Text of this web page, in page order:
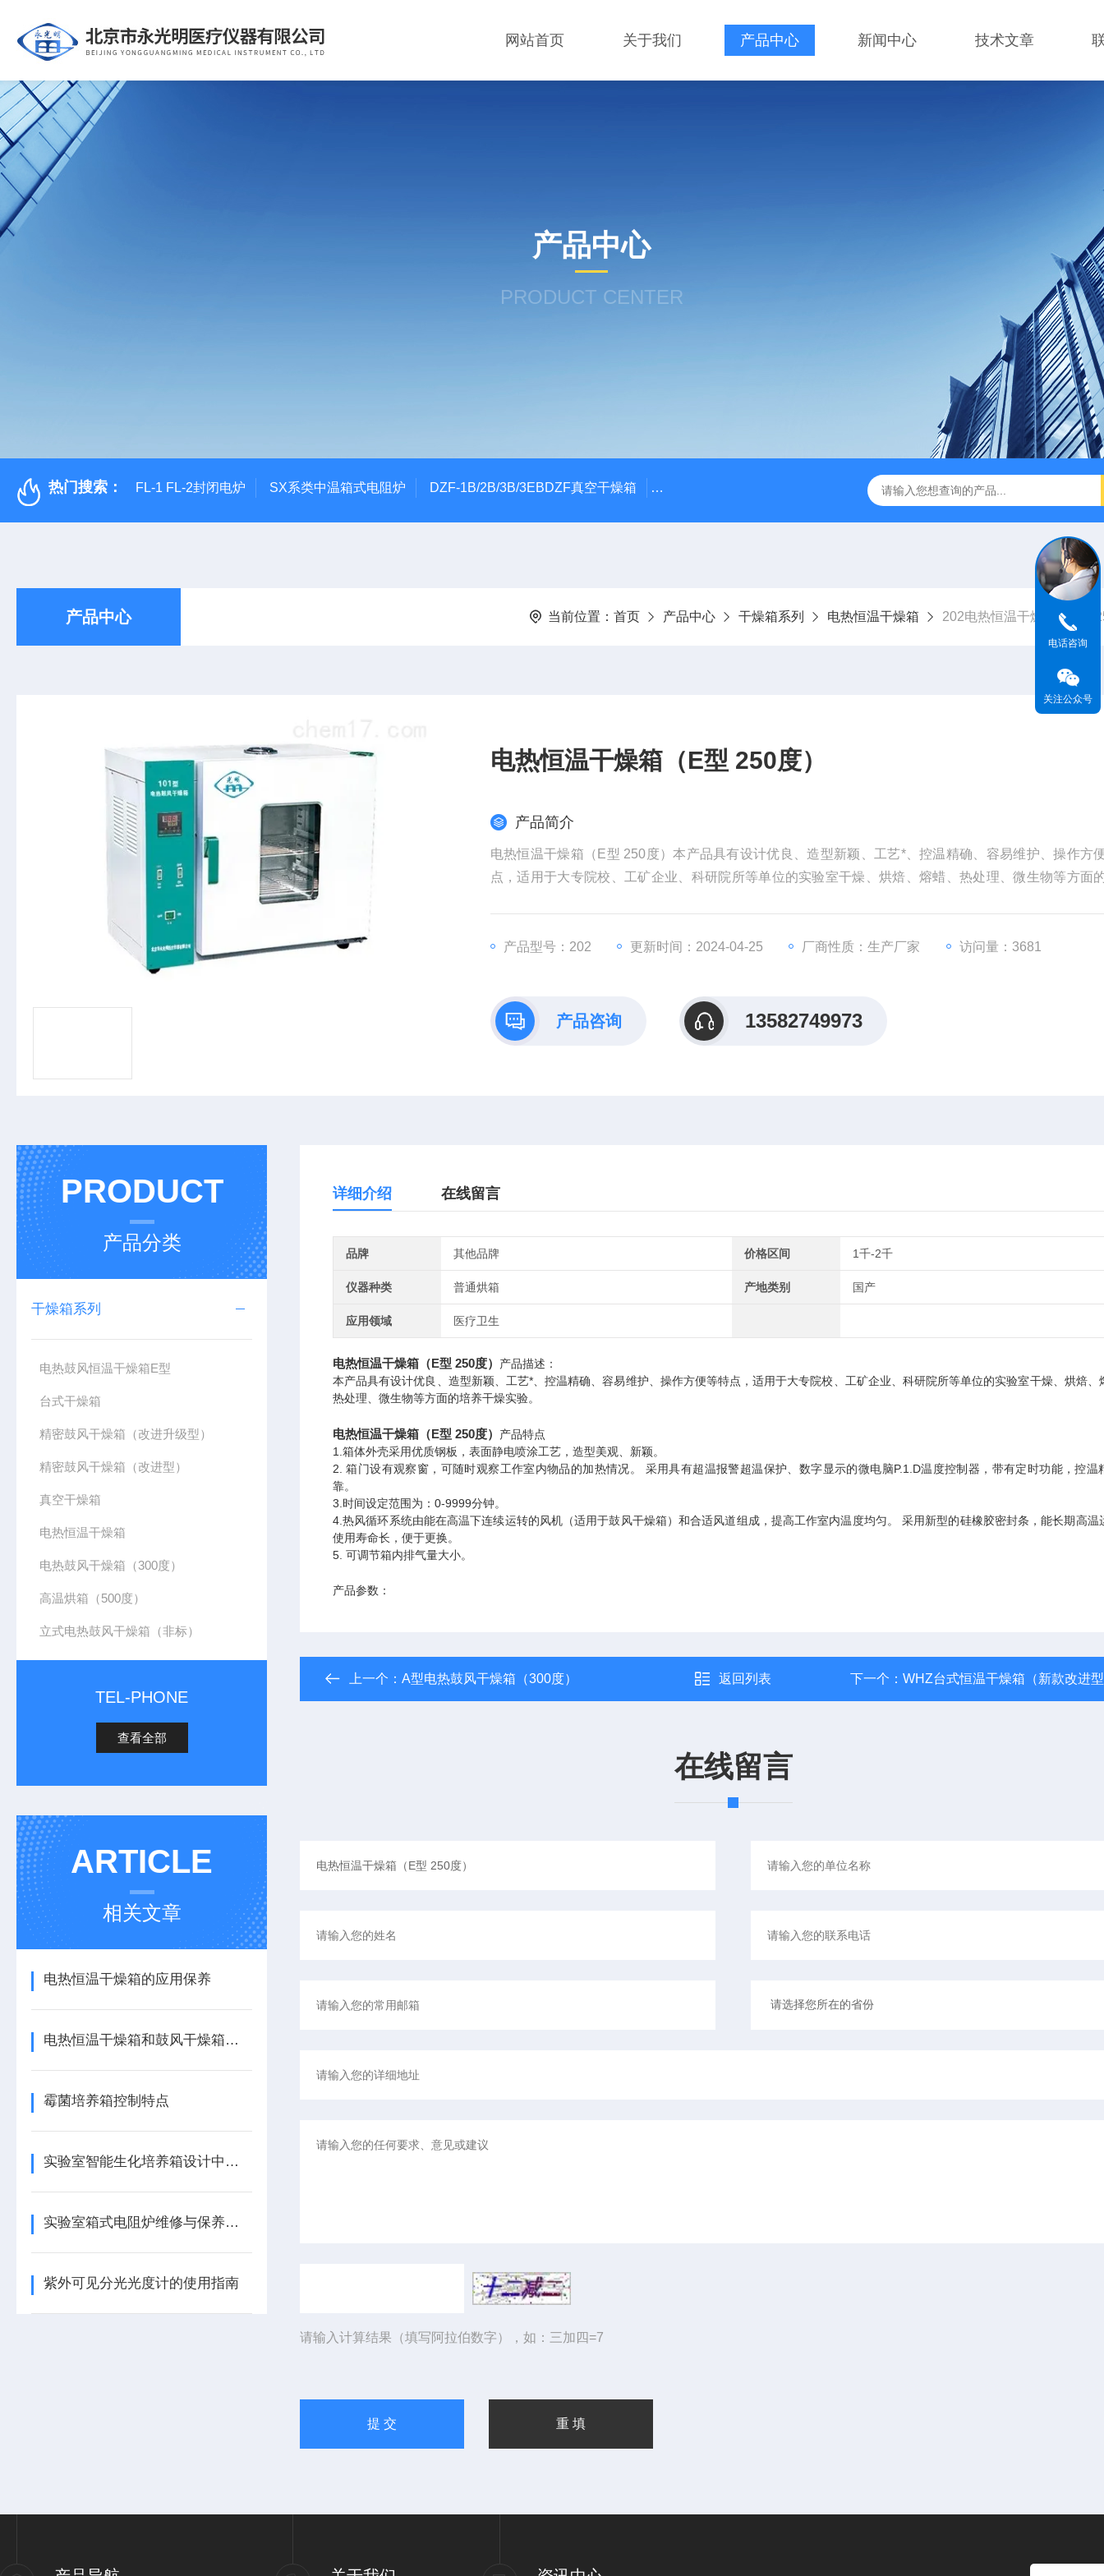
网站首页 关于我们 产品中心 新闻中心 技术文章
产品中心
PRODUCT CENTER
热门搜索： FL-1 FL-2封闭电炉 SX系类中温箱式电阻炉 DZF-1B/2B/3B/3EBDZF真空干燥箱 100*60颚式破碎机 JMB系列精密恒温电热板 恒温恒湿生化培养箱
产品中心 当前位置： 首页 产品中心 干燥箱系列 电热恒温干燥箱 202电热恒温干燥箱（E型
电热恒温干燥箱（E型 250度）
产品简介
电热恒温干燥箱（E型 250度）本产品具有设计优良、造型新颖、工艺*、控温精确、容易维护、操作方
点，适用于大专院校、工矿企业、科研院所等单位的实验室干燥、烘焙、熔蜡、热处理、微生物等方面
产品型号：202 更新时间：2024-04-25 厂商性质：生产厂家 访问量：3681
产品咨询 13582749973
PRODUCT
产品分类
干燥箱系列
电热鼓风恒温干燥箱E型
台式干燥箱
精密鼓风干燥箱（改进升级型）
精密鼓风干燥箱（改进型）
真空干燥箱
电热恒温干燥箱
电热鼓风干燥箱（300度）
高温烘箱（500度）
立式电热鼓风干燥箱（非标）
TEL-PHONE
查看全部
ARTICLE
相关文章
电热恒温干燥箱的应用保养
电热恒温干燥箱和鼓风干燥箱区别
霉菌培养箱控制特点
实验室智能生化培养箱设计中的温度与湿度控制策略
实验室箱式电阻炉维修与保养意事项
紫外可见分光光度计的使用指南
详细介绍 在线留言
品牌 其他品牌 价格区间 1千-2千
仪器种类 普通烘箱 产地类别 国产
应用领域 医疗卫生
电热恒温干燥箱（E型 250度） 产品描述：
本产品具有设计优良、造型新颖、工艺*、控温精确、容易维护、操作方便等特点，适用于大专院校、工矿企业、科研院所等单位的实验室干燥、烘焙、
热处理、微生物等方面的培养干燥实验。
电热恒温干燥箱（E型 250度） 产品特点
1.箱体外壳采用优质钢板，表面静电喷涂工艺，造型美观、新颖。
2. 箱门设有观察窗，可随时观察工作室内物品的加热情况。 采用具有超温报警超温保护、数字显示的微电脑P.1.D温度控制器，带有定时功能，控温
靠。
3.时间设定范围为：0-9999分钟。
4.热风循环系统由能在高温下连续运转的风机（适用于鼓风干燥箱）和合适风道组成，提高工作室内温度均匀。 采用新型的硅橡胶密封条，能长期高温
使用寿命长，便于更换。
5. 可调节箱内排气量大小。
产品参数：
上一个： A型电热鼓风干燥箱（300度） 返回列表 下一个： WHZ台式恒温干燥箱（新款改进
在线留言
请输入计算结果（填写阿拉伯数字），如：三加四=7
电话咨询
关注公众号